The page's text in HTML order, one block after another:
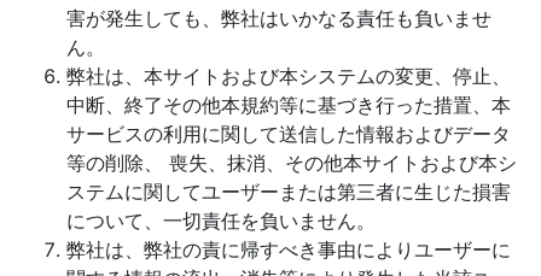
害が発生しても、弊社はいかなる責任も負いませ
ん。
弊社は、本サイトおよび本システムの変更、停止、
中断、終了その他本規約等に基づき行った措置、本
サービスの利用に関して送信した情報およびデータ
等の削除、 喪失、抹消、その他本サイトおよび本シ
ステムに関してユーザーまたは第三者に生じた損害
について、一切責任を負いません。
弊社は、弊社の責に帰すべき事由によりユーザーに